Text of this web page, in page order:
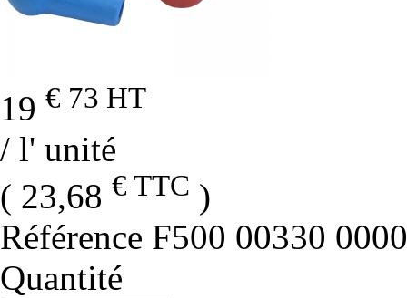
19 € 73 HT
/ l' unité
( 23,68 € TTC )
Référence F500 00330
Quantité